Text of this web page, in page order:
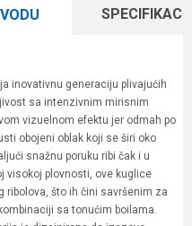
inovativnu generaciju plivajućih
sa intenzivnim mirisnim
vizuelnom efektu jer odmah po
obojeni oblak koji se širi oko
snažnu poruku ribi čak i u
visokoj plovnosti, ove kuglice
ribolova, što ih čini savršenim za
sa tonućim boilama.